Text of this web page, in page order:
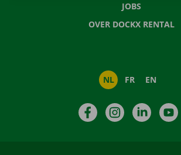
JOBS
OVER DOCKX RENTAL
NL FR EN
FacebookInstagramLinkedIn